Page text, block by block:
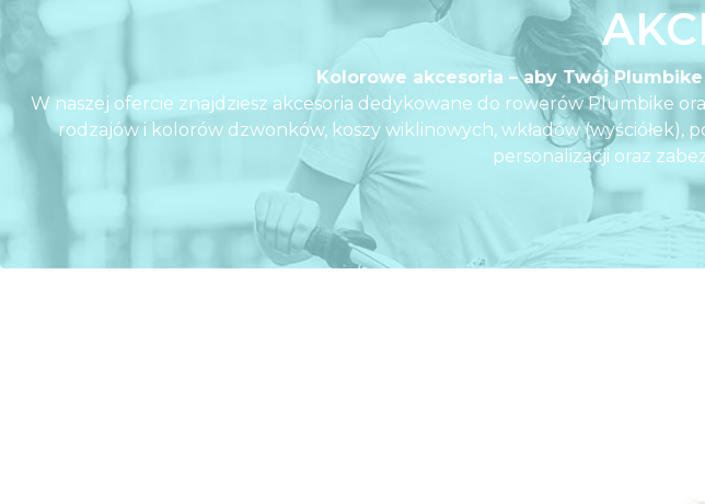
Kolorowe akcesoria – aby Twój
W naszej ofercie znajdziesz akcesoria dedykowane do rowerów Plumbike
rodzajów i kolorów dzwonków, koszy wiklinowych, wkładów
personalizacji oraz